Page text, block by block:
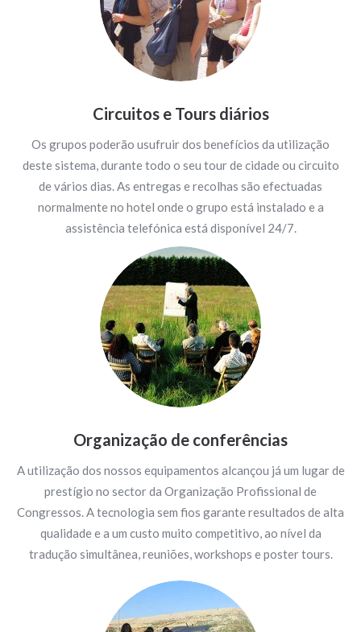
Circuitos e Tours diários
Os grupos poderão usufruir dos benefícios da utilização
deste sistema, durante todo o seu tour de cidade ou circuito
de vários dias. As entregas e recolhas são efectuadas
normalmente no hotel onde o grupo está instalado e a
assistência telefónica está disponível 24/7.
Organização de conferências
A utilização dos nossos equipamentos alcançou já um lugar de
prestígio no sector da Organização Profissional de
Congressos. A tecnologia sem fios garante resultados de alta
qualidade e a um custo muito competitivo, ao nível da
tradução simultânea, reuniões, workshops e poster tours.